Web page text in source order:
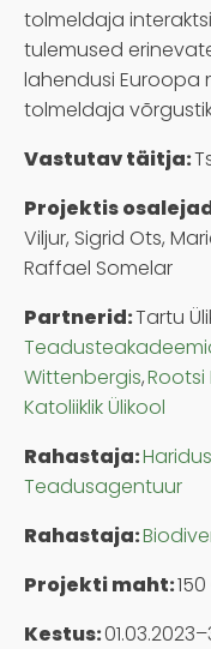
tolmeldaja
tulemused
lahendusi
tolmeldaja
Vastutav täitja:
Projektis
Viljur, Sigrid Ots,
Raffael Somelar
Partnerid:Tartu
Wittenbergis,
Katoliiklik Ülikool
Rahastaja:
Teadusagentuur
Rahastaja:
Projekti maht:
Kestus: